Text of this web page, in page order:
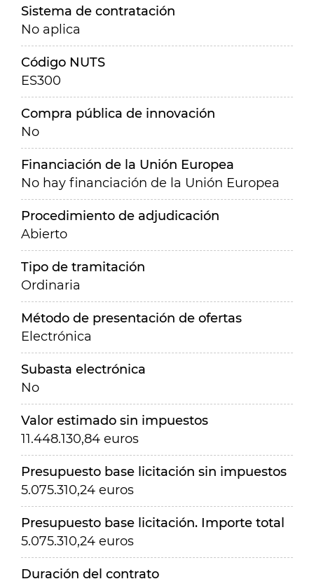
Sistema de contratación
No aplica
Código NUTS
ES300
Compra pública de innovación
No
Financiación de la Unión Europea
No hay financiación de la Unión Europea
Procedimiento de adjudicación
Abierto
Tipo de tramitación
Ordinaria
Método de presentación de ofertas
Electrónica
Subasta electrónica
No
Valor estimado sin impuestos
11.448.130,84 euros
Presupuesto base licitación sin impuestos
5.075.310,24 euros
Presupuesto base licitación. Importe total
5.075.310,24 euros
Duración del contrato